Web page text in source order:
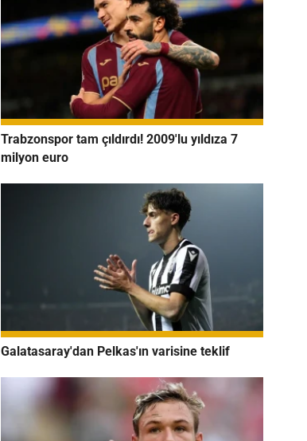
Trabzonspor tam çıldırdı! 2009'lu yıldıza 7
milyon euro
Galatasaray'dan Pelkas'ın varisine teklif